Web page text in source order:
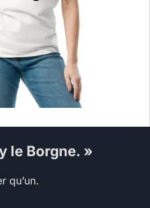
le Borgne. »
qu’un.